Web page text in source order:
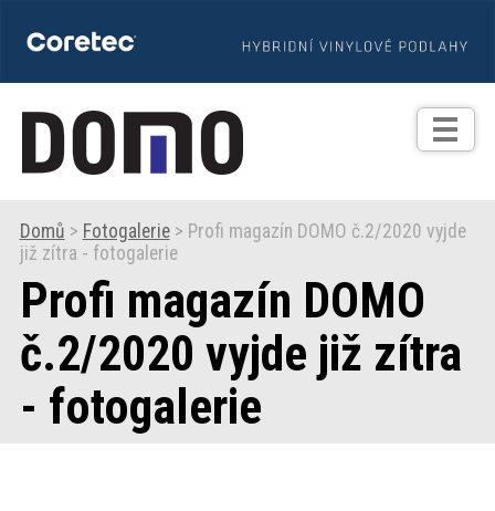
TIPY
Zprávy
Praxe
Fotogalerie
Produkty
Domů > Fotogalerie> Profi magazín DOMO č.2/2020 vyjde
již zítra - fotogalerie
Profi magazín DOMO
č.2/2020 vyjde již zítra
- fotogalerie